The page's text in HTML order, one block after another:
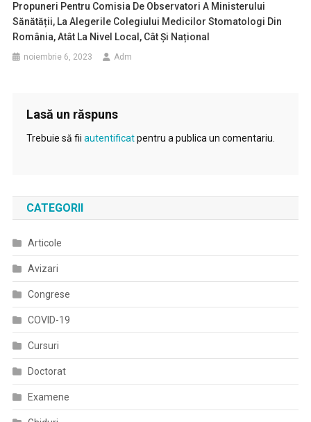
Propuneri Pentru Comisia De Observatori A Ministerului
Sănătății, La Alegerile Colegiului Medicilor Stomatologi Din
România, Atât La Nivel Local, Cât Și Național
noiembrie 6, 2023 Adm
Lasă un răspuns
Trebuie să fii autentificatpentru a publica un comentariu.
CATEGORII
Articole
Avizari
Congrese
COVID-19
Cursuri
Doctorat
Examene